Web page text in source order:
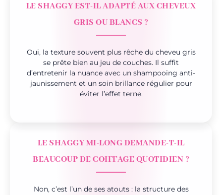
LE SHAGGY EST-IL ADAPTÉ AUX CHEVEUX
GRIS OU BLANCS ?
Oui, la texture souvent plus rêche du cheveu gris
se prête bien au jeu de couches. Il suffit
d’entretenir la nuance avec un shampooing anti-
jaunissement et un soin brillance régulier pour
éviter l’effet terne.
LE SHAGGY MI-LONG DEMANDE-T-IL
BEAUCOUP DE COIFFAGE QUOTIDIEN ?
Non, c’est l’un de ses atouts : la structure des